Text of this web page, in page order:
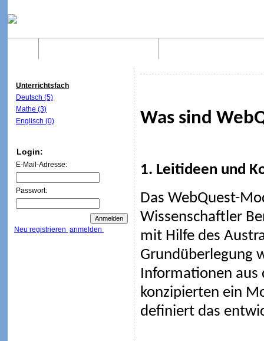
Unterrichtsfach
Deutsch (5)
Mathe (3)
Englisch (0)
Login:
E-Mail-Adresse:
Passwort:
Neu registrieren anmelden
Was sind
1. Leitideen und
Das WebQuest-
Wissenschaftler
mit Hilfe des
Grundüberlegung
Informationen aus
konzipierten ein
definiert das